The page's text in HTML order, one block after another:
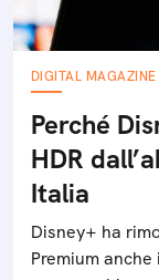
DIGITAL MAGAZINE
Perché
HDR
Italia
Disney+ ha
Premium